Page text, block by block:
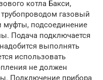
котла Бакси,
трубопроводом газовый
муфты, подсоединение
Подача подключается
выполнять
использовать
не должен
Подключение прибора